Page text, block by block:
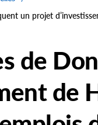
un projet
de
de